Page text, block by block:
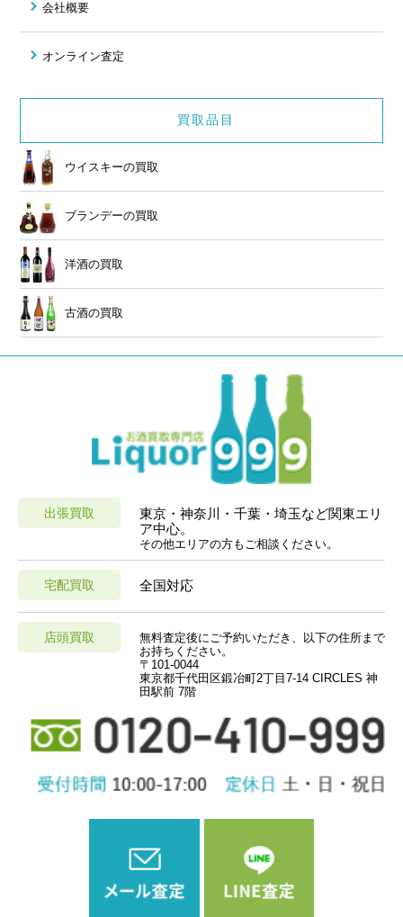
会社概要
オンライン査定
買取品目
ウイスキーの買取
ブランデーの買取
洋酒の買取
古酒の買取
出張買取
東京・神奈川・千葉・埼玉など関東エリ
ア中心。
その他エリアの方もご相談ください。
宅配買取 全国対応
店頭買取
無料査定後にご予約いただき、以下の住所まで
お持ちください。
〒101-0044
東京都千代田区鍛冶町2丁目7-14 CIRCLES 神
田駅前 7階